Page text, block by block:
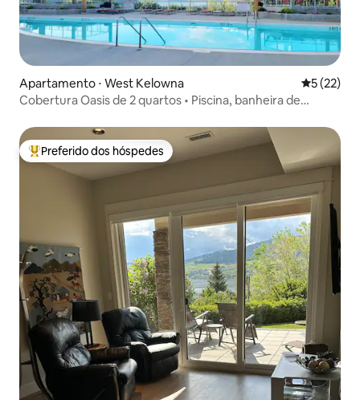
Apartamento ⋅ West Kelowna 5 de uma
5 (22)
Cobertura Oasis de 2 quartos • Piscina, banheira de
Entre os melhores preferidos dos hóspedes
Preferido dos hóspedes